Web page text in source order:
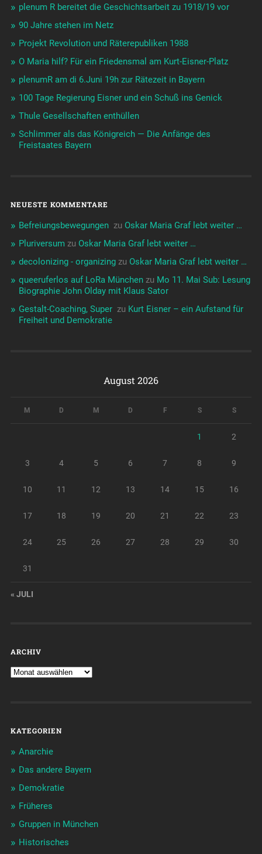
plenum R bereitet die Geschichtsarbeit zu 1918/19 vor
90 Jahre stehen im Netz
Projekt Revolution und Räterepubliken 1988
O Maria hilf? Für ein Friedensmal am Kurt-Eisner-Platz
plenumR am di 6.Juni 19h zur Rätezeit in Bayern
100 Tage Regierung Eisner und ein Schuß ins Genick
Thule Gesellschaften enthüllen
Schlimmer als das Königreich — Die Anfänge des
Freistaates Bayern
NEUESTE KOMMENTARE
Befreiungsbewegungen ️‍ zu Oskar Maria Graf lebt weiter …
Pluriversum zu Oskar Maria Graf lebt weiter …
decolonizing - organizingzu Oskar Maria Graf lebt weiter …
queeruferlos auf LoRa Münchenzu Mo 11. Mai Sub: Lesung
Biographie John Olday mit Klaus Sator
Gestalt-Coaching, Super ️‍ zu Kurt Eisner – ein Aufstand für
Freiheit und Demokratie
August 2026
M D M D F S S
1 2
3 4 5 6 7 8 9
10 11 12 13 14 15 16
17 18 19 20 21 22 23
24 25 26 27 28 29 30
31
« JULI
ARCHIV
KATEGORIEN
Anarchie
Das andere Bayern
Demokratie
Früheres
Gruppen in München
Historisches